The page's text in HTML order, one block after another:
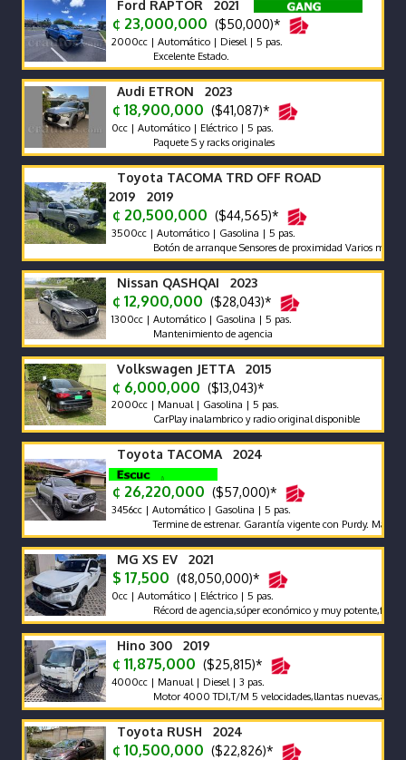
Ford RAPTOR 2021
¢ 23,000,000 ($50,000)*
2000cc | Automático | Diesel | 5 pas.
Excelente Estado.
Audi ETRON 2023
¢ 18,900,000 ($41,087)*
0cc | Automático | Eléctrico | 5 pas.
Paquete S y racks originales
Toyota TACOMA TRD OFF ROAD
2019 2019
¢ 20,500,000 ($44,565)*
3500cc | Automático | Gasolina | 5 pas.
Botón de arranque Sensores de proximidad Varios modos de
Nissan QASHQAI 2023
¢ 12,900,000 ($28,043)*
1300cc | Automático | Gasolina | 5 pas.
Mantenimiento de agencia
Volkswagen JETTA 2015
¢ 6,000,000 ($13,043)*
2000cc | Manual | Gasolina | 5 pas.
CarPlay inalambrico y radio original disponible
Toyota TACOMA 2024
¢ 26,220,000 ($57,000)*
3456cc | Automático | Gasolina | 5 pas.
Termine de estrenar. Garantía vigente con Purdy.
MG XS EV 2021
$ 17,500 (¢8,050,000)*
0cc | Automático | Eléctrico | 5 pas.
Récord de agencia,súper económico y muy potente,full
Hino 300 2019
¢ 11,875,000 ($25,815)*
4000cc | Manual | Diesel | 3 pas.
Motor 4000 TDI,T/M 5 velocidades,llantas nuevas,aros,freno
Toyota RUSH 2024
¢ 10,500,000 ($22,826)*